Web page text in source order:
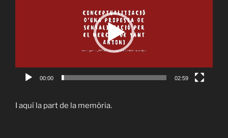
00:00 02:59
I aquí la part de la memòria.